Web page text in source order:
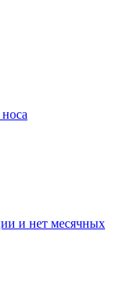
и нет месячных